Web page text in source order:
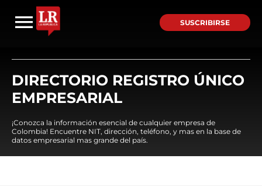
SUSCRIBIRSE
DIRECTORIO REGISTRO ÚNICO
EMPRESARIAL
¡Conozca la información esencial de cualquier empresa de
Colombia! Encuentre NIT, dirección, teléfono, y mas en la base de
datos empresarial mas grande del país.